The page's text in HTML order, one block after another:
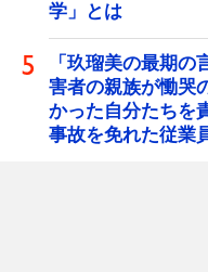
学」とは
「玖瑠美の最期
害者の親族が慟哭
かった自分たちを
事故を免れた従業